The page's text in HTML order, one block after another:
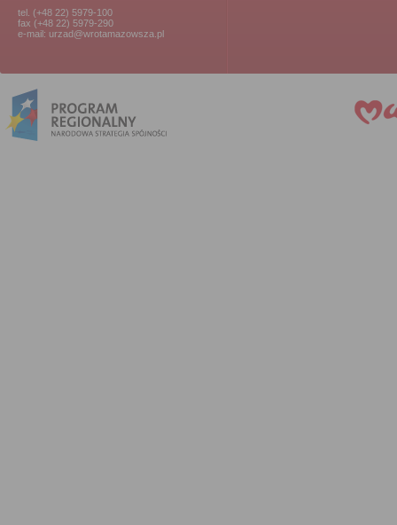
tel. (+48 22) 5979-100
fax (+48 22) 5979-290
e-mail: urzad@wrotamazowsza.pl